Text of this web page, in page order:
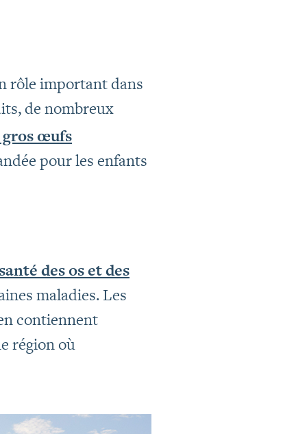
rôle important dans
de nombreux
gros œufs
pour les enfants
des os et des
maladies. Les
contiennent
région où